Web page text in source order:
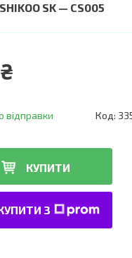
SK — CS005
відправки Код:
КУПИТИ
З